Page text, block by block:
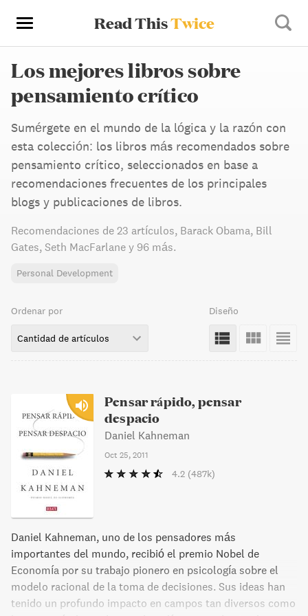
Read ThisTwice
Los mejores libros sobre
pensamiento crítico
Sumérgete en el mundo de la lógica y la razón con
esta colección: los libros más recomendados sobre
pensamiento crítico, seleccionados en base a
recomendaciones frecuentes de los principales
blogs y publicaciones de libros.
Recomendaciones de 23 artículos, Barack Obama, Bill
Gates, Seth MacFarlane y 96 más.
Personal Development
Ordenar por
Cantidad de artículos
Diseño
Pensar rápido, pensar
despacio
Daniel Kahneman
Oct 25, 2011
4.2 (487k)
Daniel Kahneman, uno de los pensadores más
importantes del mundo, recibió el premio Nobel de
Economía por su trabajo pionero en psicología sobre el
modelo racional de la toma de decisiones. Sus ideas han
tenido un profundo impacto en campos tan diversos como